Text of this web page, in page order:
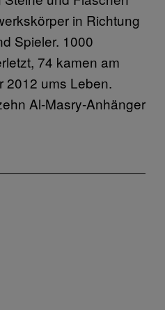
in Richtung
Spieler. 1000
74 kamen am
2012 ums Leben.
Al-Masry-Anhänger